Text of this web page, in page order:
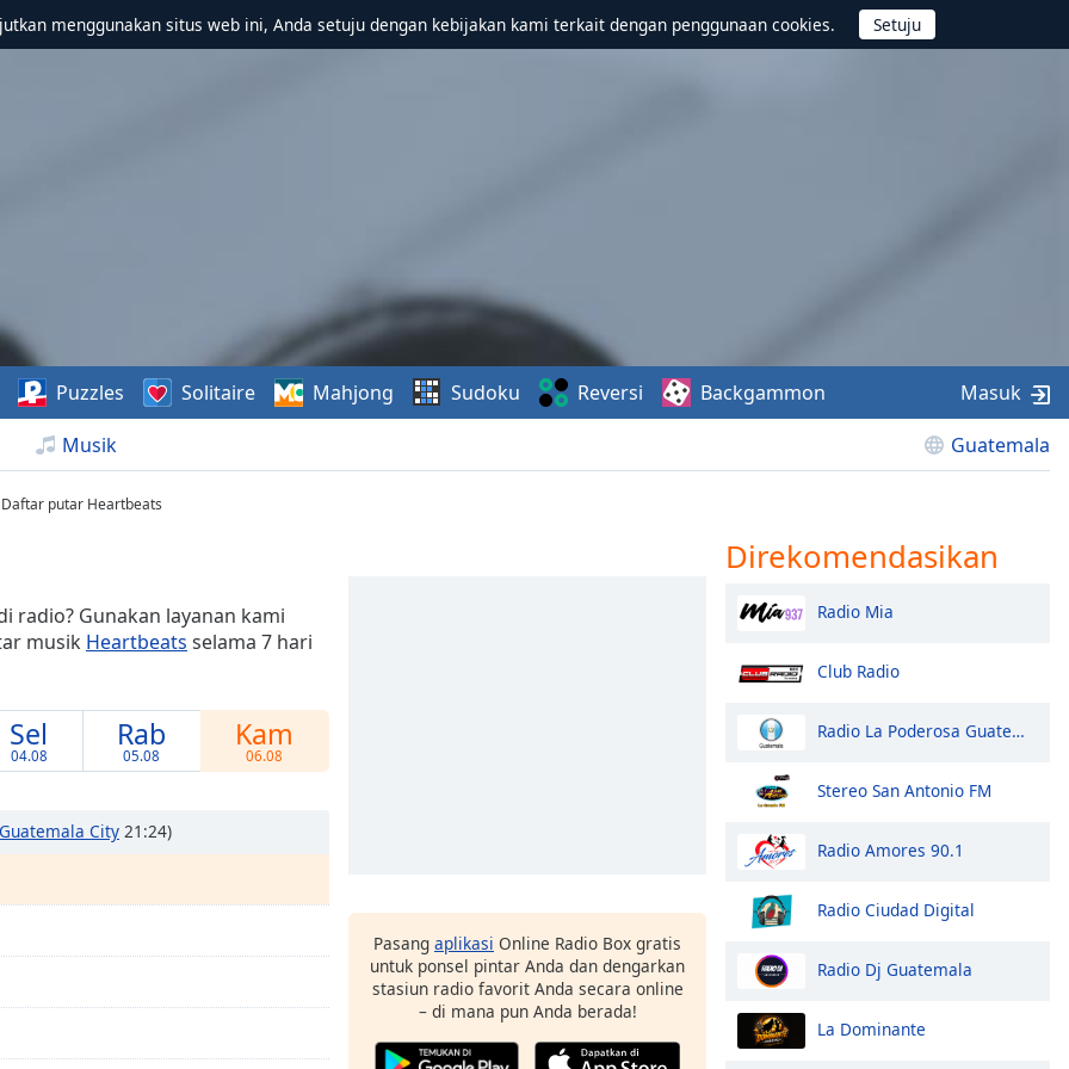
menggunakan situs web ini, Anda setuju dengan kebijakan kami terkait dengan penggunaan cookies.
Musik Guatemala
Puzzles Solitaire Mahjong Sudoku Reversi Backgammon Masuk
Daftar putar Heartbeats
radio? Gunakan layanan kami
musik Heartbeats selama 7 hari
Sel
04.08
Rab
05.08
Kam
06.08
City 21:24)
Pasang aplikasi Online Radio Box gratis
untuk ponsel pintar Anda dan dengarkan
stasiun radio favorit Anda secara online
– di mana pun Anda berada!
Direkomendasikan
Radio Mia
Club Radio
Radio La Poderosa Guatemala
Stereo San Antonio FM
Radio Amores 90.1
Radio Ciudad Digital
Radio Dj Guatemala
La Dominante